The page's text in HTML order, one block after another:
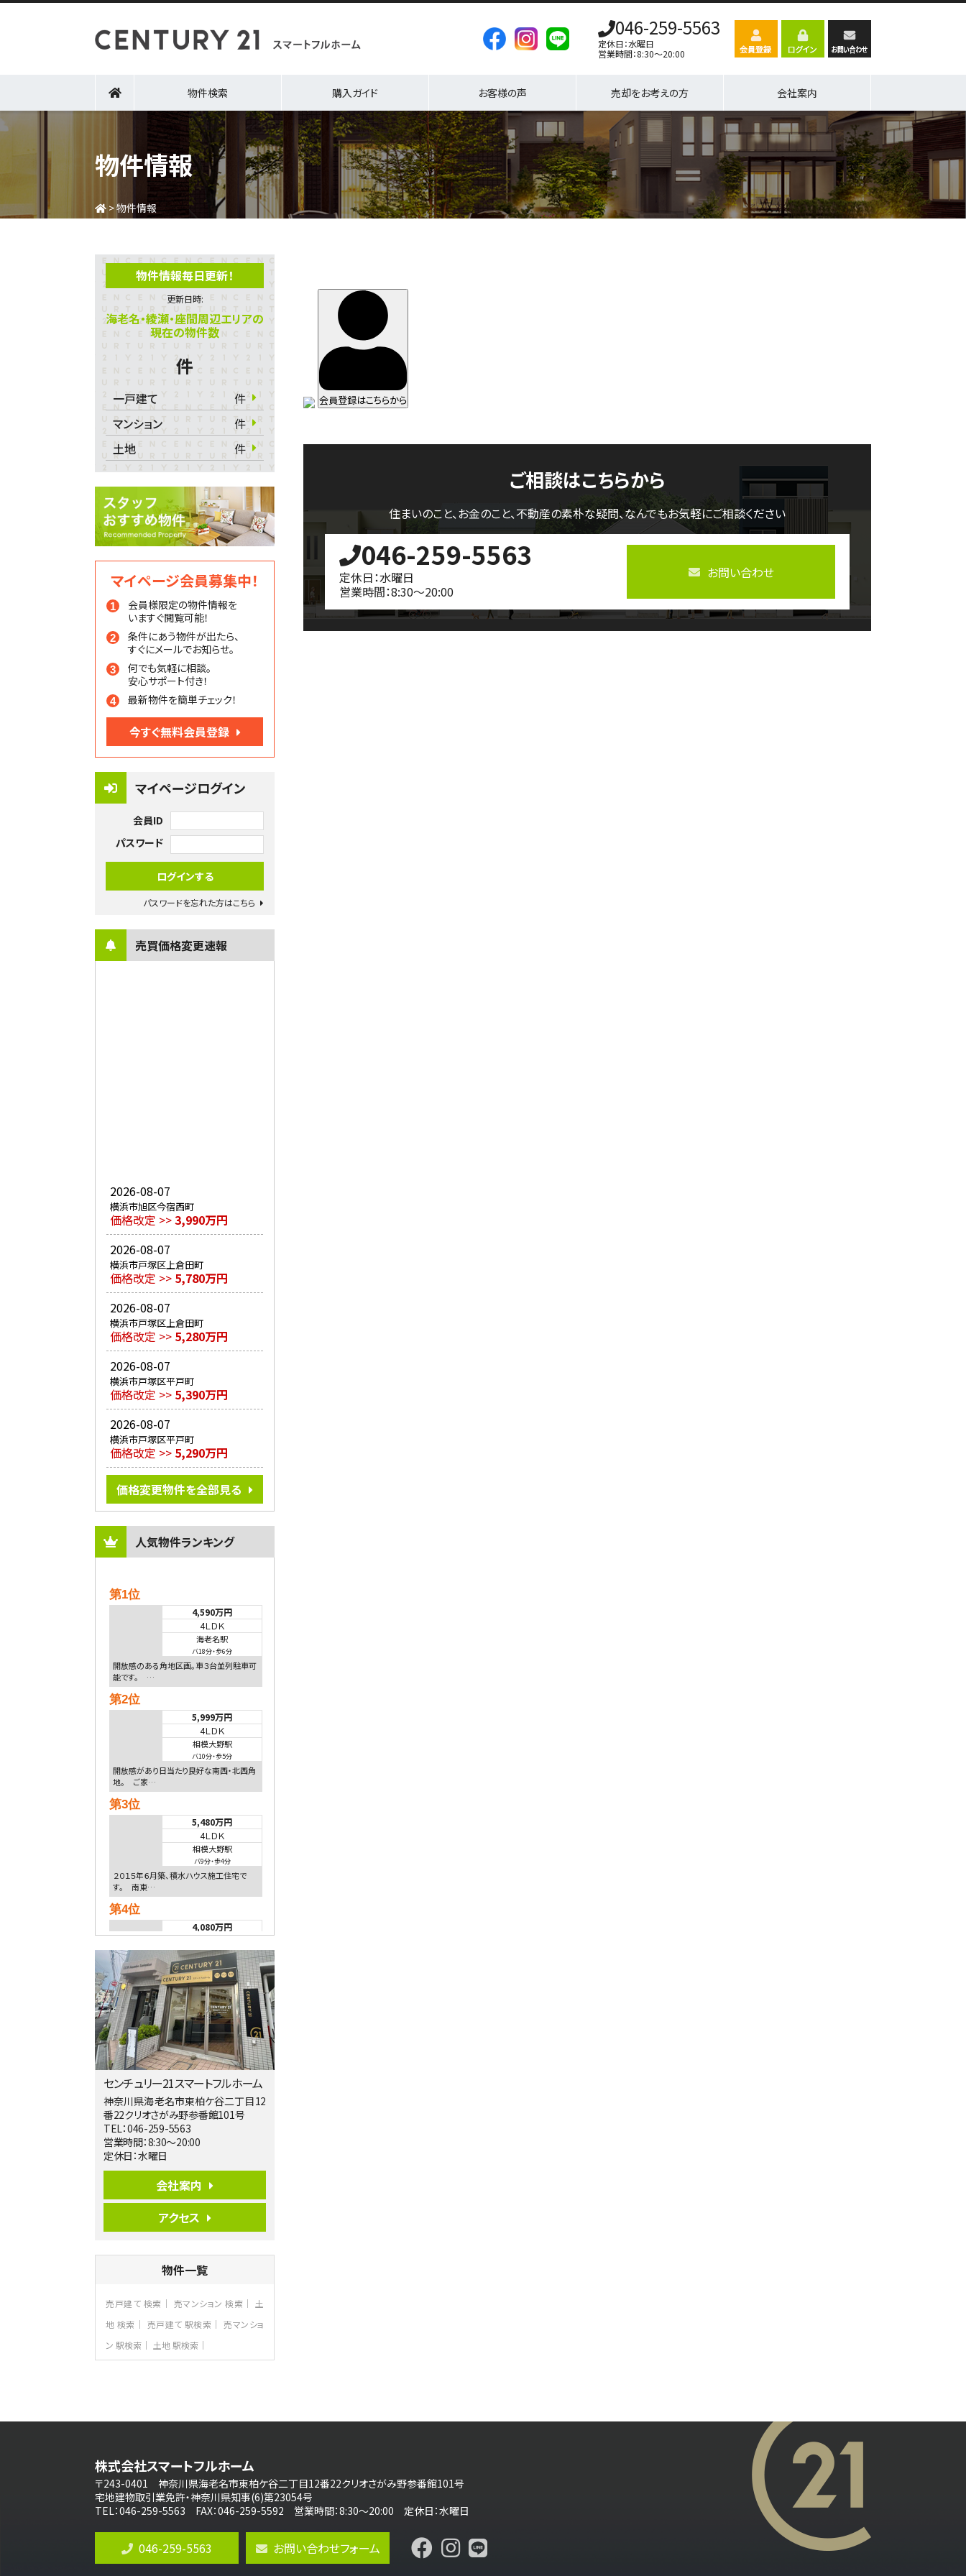
046-259-5563
定休日：水曜日
営業時間：8:30～20:00
物件検索 購入ガイド お客様の声 売却をお考えの方 会社案内
物件情報
>物件情報
物件情報毎日更新！
更新日時:
海老名・綾瀬・座間周辺エリアの
現在の物件数
件
一戸建て
件
マンション
件
土地
件
マイページ会員募集中！
会員様限定の物件情報を
いますぐ閲覧可能！
条件にあう物件が出たら、
すぐにメールでお知らせ。
何でも気軽に相談。
安心サポート付き！
最新物件を簡単チェック！
今すぐ無料会員登録
マイページログイン
会員ID
パスワード
パスワードを忘れた方はこちら
売買価格変更速報
2026-08-07
横浜市旭区今宿西町
価格改定 >>3,990万円
2026-08-07
横浜市戸塚区上倉田町
価格改定 >> 5,780万円
2026-08-07
横浜市戸塚区上倉田町
価格改定 >> 5,280万円
2026-08-07
横浜市戸塚区平戸町
価格改定 >> 5,390万円
2026-08-07
横浜市戸塚区平戸町
価格改定 >> 5,290万円
価格変更物件を全部見る
人気物件ランキング
第1位
4,590万円
4ＬＤＫ
海老名駅
バ18分・歩6分
開放感のある角地区画。車３台並列駐車可
能です。 …
第2位
5,999万円
4ＬＤＫ
相模大野駅
バ10分・歩5分
開放感があり日当たり良好な南西・北西角
地。 ご家…
第3位
5,480万円
4ＬＤＫ
相模大野駅
バ9分・歩4分
２０１５年６月築、積水ハウス施工住宅で
す。 南東…
第4位
4,080万円
淵野辺駅
歩17分
南側道路に面しており日当たり良好。 キ
ッチンから…
第5位
3,680万円
4ＬＤＫ
橋本駅
バ19分・歩8分
開放感があり日当たり良好な南西・北西角
地区画。 …
第6位
3,680万円
4ＳＬＤＫ
リビングダイニング部分の床暖房完備 車
並列2台駐…
4ＬＤＫ
さがみ野駅
る広さ…
第8位
3,990万円
4ＬＤＫ
4ＬＤＫ
長後駅
バ11分 ・歩6分
全棟ＬＤＫは16帖の4ＬＤＫ！食器洗い乾燥
機や浴…
4,190万円
センチュリー21スマートフルホーム
神奈川県海老名市東柏ケ谷二丁目12
番22クリオさがみ野参番館101号
TEL：046-259-5563
営業時間：8:30～20:00
定休日：水曜日
会社案内
アクセス
物件一覧
売戸建て 検索 売マンション 検索
土
地 検索
売戸建て 駅検索
売マンショ
ン 駅検索
土地 駅検索
会員登録はこちらから
ご相談はこちらから
住まいのこと、お金のこと、不動産の素朴な疑問、なんでもお気軽にご相談ください
046-259-5563
定休日：水曜日
営業時間：8:30～20:00
お問い合わせ
株式会社スマートフルホーム
〒243-0401 神奈川県海老名市東柏ケ谷二丁目12番22クリオさがみ野参番館101号
宅地建物取引業免許・神奈川県知事(6)第23054号
TEL：046-259-5563 FAX：046-259-5592 営業時間：8:30～20:00 定休日：水曜日
046-259-5563 お問い合わせフォーム